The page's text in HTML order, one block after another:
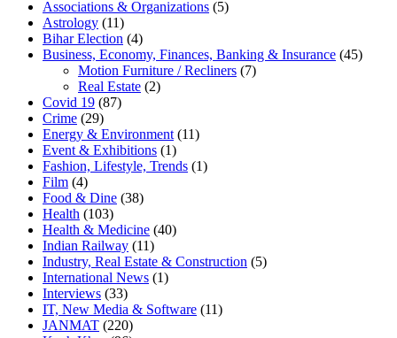
Associations & Organizations (5)
Astrology (11)
Bihar Election (4)
Business, Economy, Finances, Banking & Insurance (45)
Motion Furniture / Recliners (7)
Real Estate (2)
Covid 19 (87)
Crime (29)
Energy & Environment (11)
Event & Exhibitions (1)
Fashion, Lifestyle, Trends (1)
Film (4)
Food & Dine (38)
Health (103)
Health & Medicine (40)
Indian Railway (11)
Industry, Real Estate & Construction (5)
International News (1)
Interviews (33)
IT, New Media & Software (11)
JANMAT (220)